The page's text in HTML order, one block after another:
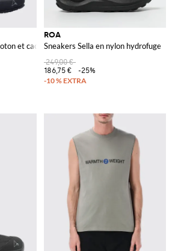
et caoutchouc
ROA
Sneakers Sella en nylon hydrofuge
249,00 €
186,75 €
-25%